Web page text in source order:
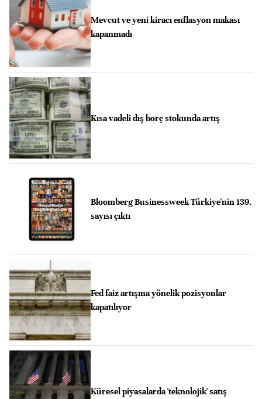
Mevcut ve yeni kiracı enflasyon makası
kapanmadı
Kısa vadeli dış borç stokunda artış
Bloomberg Businessweek Türkiye'nin 139.
sayısı çıktı
Fed faiz artışına yönelik pozisyonlar
kapatılıyor
Küresel piyasalarda 'teknolojik' satış